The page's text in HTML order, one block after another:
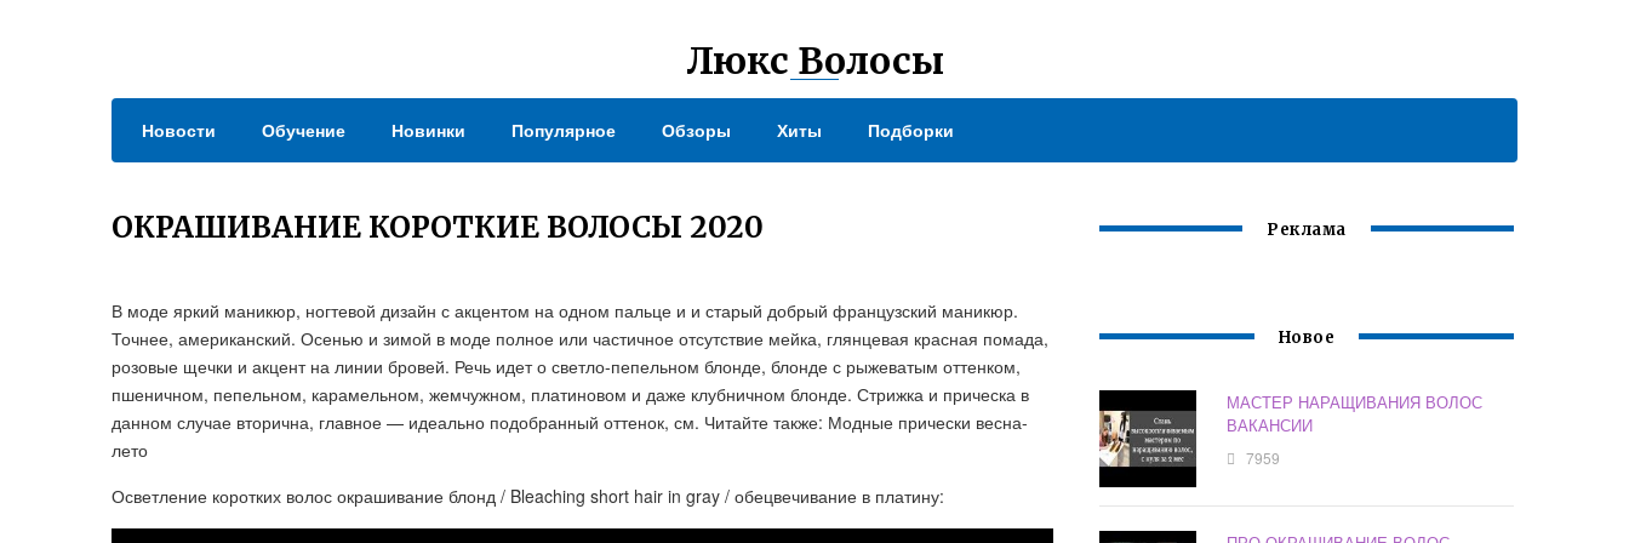
Люкс Волосы
Новости Обучение Новинки Популярное Обзоры Хиты Подборки
ОКРАШИВАНИЕ КОРОТКИЕ ВОЛОСЫ 2020
В моде яркий маникюр, ногтевой дизайн с акцентом на одном пальце и и старый добрый французский маникюр.
Точнее, американский. Осенью и зимой в моде полное или частичное отсутствие мейка, глянцевая красная помада,
розовые щечки и акцент на линии бровей. Речь идет о светло-пепельном блонде, блонде с рыжеватым оттенком,
пшеничном, пепельном, карамельном, жемчужном, платиновом и даже клубничном блонде. Стрижка и прическа в
данном случае вторична, главное — идеально подобранный оттенок, см. Читайте также: Модные прически весна-
лето
Осветление коротких волос окрашивание блонд / Bleaching short hair in gray / обецвечивание в платину:
Реклама
Новое
МАСТЕР НАРАЩИВАНИЯ ВОЛОС
ВАКАНСИИ
7959